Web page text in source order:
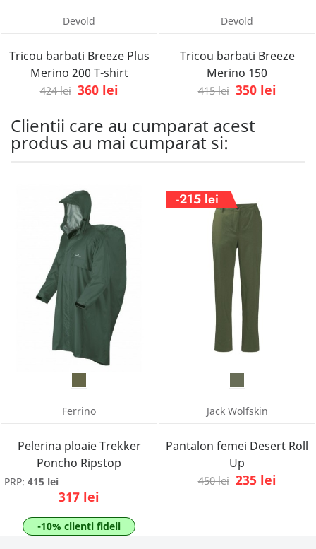
Devold
Tricou barbati Breeze Plus
Merino 200 T-shirt
424 lei 360 lei
Devold
Tricou barbati Breeze
Merino 150
415 lei 350 lei
Clientii care au cumparat acest
produs au mai cumparat si:
Ferrino
Pelerina ploaie Trekker
Poncho Ripstop
PRP: 415 lei
317 lei
-10% clienti fideli
-215 lei
Jack Wolfskin
Pantalon femei Desert Roll
Up
450 lei 235 lei